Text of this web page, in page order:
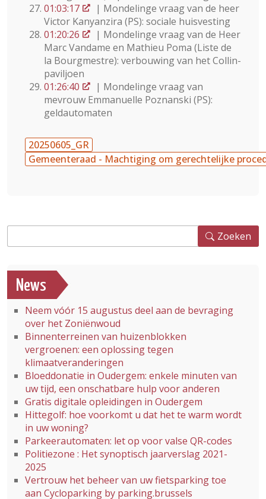
01:03:17
| Mondelinge vraag van de heer
Victor Kanyanzira (PS): sociale huisvesting
01:20:26
| Mondelinge vraag van de Heer
Marc Vandame en Mathieu Poma (Liste de
la Bourgmestre): verbouwing van het Collin-
paviljoen
01:26:40
| Mondelinge vraag van
mevrouw Emmanuelle Poznanski (PS):
geldautomaten
20250605_GR
Gemeenteraad - Machtiging om gerechtelijke
Zoeken
News
Neem vóór 15 augustus deel aan de bevraging
over het Zoniënwoud
Binnenterreinen van huizenblokken
vergroenen: een oplossing tegen
klimaatveranderingen
Bloeddonatie in Oudergem: enkele minuten van
uw tijd, een onschatbare hulp voor anderen
Gratis digitale opleidingen in Oudergem
Hittegolf: hoe voorkomt u dat het te warm wordt
in uw woning?
Parkeerautomaten: let op voor valse QR-codes
Politiezone : Het synoptisch jaarverslag 2021-
2025
Vertrouw het beheer van uw fietsparking toe
aan Cycloparking by parking.brussels